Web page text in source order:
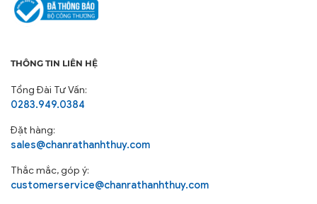
THÔNG TIN LIÊN HỆ
Tổng Đài Tư Vấn:
0283.949.0384
Đặt hàng:
sales@chanrathanhthuy.com
Thắc mắc, góp ý:
customerservice@chanrathanhthuy.com